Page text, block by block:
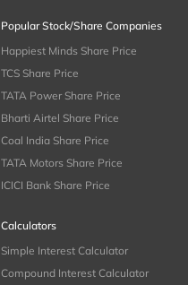
Popular Stock/Share Companies
Happiest Minds Share Price
TCS Share Price
TATA Power Share Price
Bharti Airtel Share Price
Coal India Share Price
TATA Motors Share Price
ICICI Bank Share Price
Calculators
Simple Interest Calculator
Compound Interest Calculator